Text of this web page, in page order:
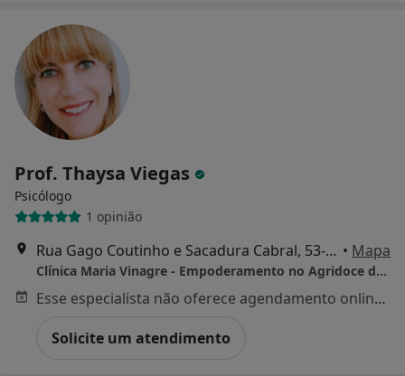
Prof. Thaysa Viegas
Psicólogo
1 opinião
Rua Gago Coutinho e Sacadura Cabral, 53-55, Palmela • Mapa
Clínica Maria Vinagre - Empoderamento no Agridoce da Vida
Esse especialista não oferece agendamento online para esse endereço.
Solicite um atendimento